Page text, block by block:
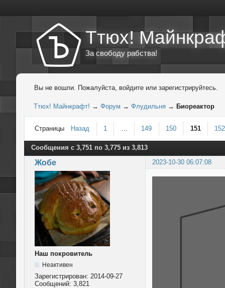
Ттюх!
За свободу рабства!
Вы не вошли. Пожалуйста, войдите или зарегистрируйтесь.
Ттюх! Майнкрафт! → Форум → Флудильня → Биореактор
Страницы Назад 1 149 150 151 152
Сообщения с 3,751 по 3,775 из 3,813
Жобе 2023-10-30 06:07:08
Наш покровитель
Неактивен
Зарегистрирован: 2014-09-27
Сообщений: 3,821